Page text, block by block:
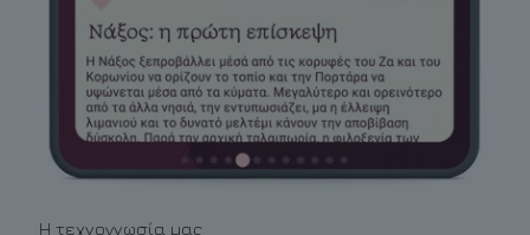
Η τεχνογνωσία μας